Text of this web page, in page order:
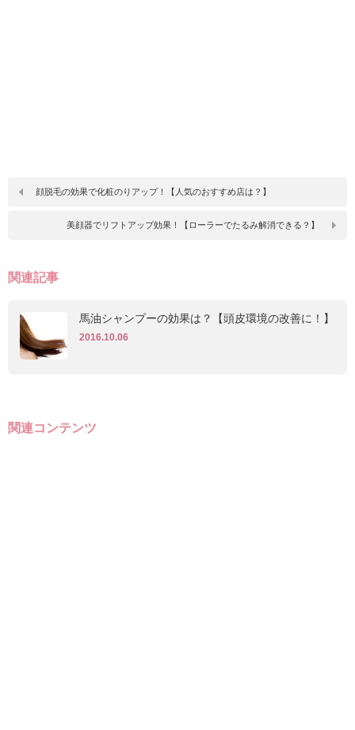
顔脱毛の効果で化粧のりアップ！【人気のおすすめ店は？】
美顔器でリフトアップ効果！【ローラーでたるみ解消できる？】
関連記事
馬油シャンプーの効果は？【頭皮環境の改善に！】
2016.10.06
関連コンテンツ